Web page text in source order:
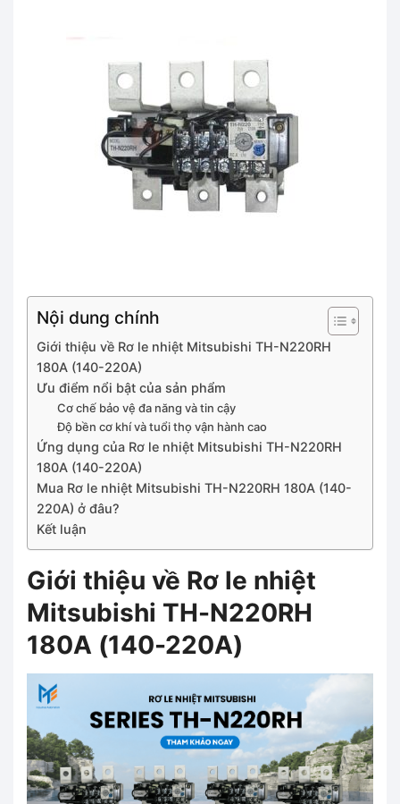
Nội dung chính
Giới thiệu về Rơ le nhiệt Mitsubishi TH-N220RH
180A (140-220A)
Ưu điểm nổi bật của sản phẩm
Cơ chế bảo vệ đa năng và tin cậy
Độ bền cơ khí và tuổi thọ vận hành cao
Ứng dụng của Rơ le nhiệt Mitsubishi TH-N220RH
180A (140-220A)
Mua Rơ le nhiệt Mitsubishi TH-N220RH 180A (140-
220A) ở đâu?
Kết luận
Giới thiệu về Rơ le nhiệt
Mitsubishi TH-N220RH
180A (140-220A)